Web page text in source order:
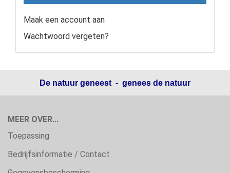
Maak een account aan
Wachtwoord vergeten?
De natuur geneest - genees de natuur
MEER OVER...
Toepassing
Bedrijfsinformatie / Contact